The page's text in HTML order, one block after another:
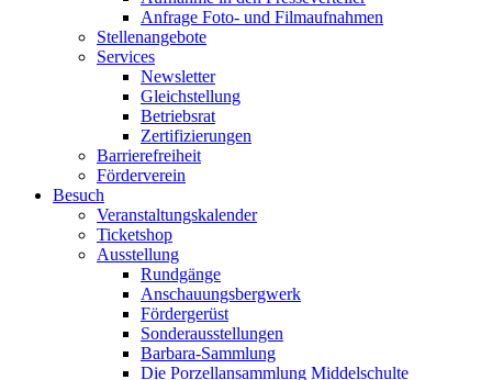
Anfrage Foto- und Filmaufnahmen
Stellenangebote
Services
Newsletter
Gleichstellung
Betriebsrat
Zertifizierungen
Barrierefreiheit
Förderverein
Besuch
Veranstaltungskalender
Ticketshop
Ausstellung
Rundgänge
Anschauungsbergwerk
Fördergerüst
Sonderausstellungen
Barbara-Sammlung
Die Porzellansammlung Middelschulte